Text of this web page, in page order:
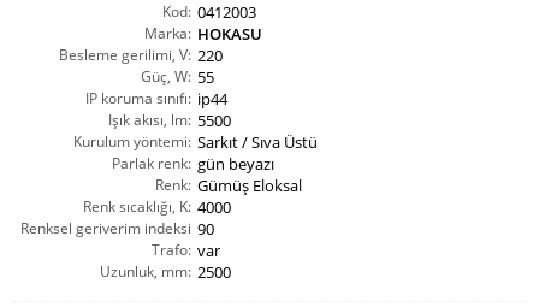
Kod: 0412003
Marka: HOKASU
Besleme gerilimi, V: 220
Güç, W: 55
IP koruma sınıfı: ip44
Işık akısı, lm: 5500
Kurulum yöntemi: Sarkıt / Sıva Üstü
Parlak renk: gün beyazı
Renk: Gümüş Eloksal
Renk sıcaklığı, K: 4000
Renksel geriverim indeksi
CRI(Ra):
90
Trafo: var
Uzunluk, mm: 2500